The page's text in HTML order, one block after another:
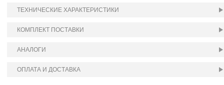
ТЕХНИЧЕСКИЕ ХАРАКТЕРИСТИКИ
КОМПЛЕКТ ПОСТАВКИ
АНАЛОГИ
ОПЛАТА И ДОСТАВКА